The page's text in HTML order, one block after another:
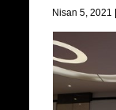
Nisan 5, 2021